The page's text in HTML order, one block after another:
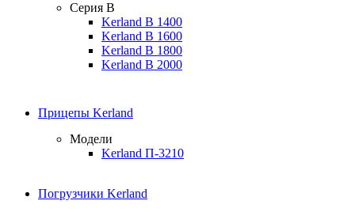
Серия B
Kerland B 1400
Kerland B 1600
Kerland B 1800
Kerland B 2000
Прицепы Kerland
Модели
Kerland П-3210
Погрузчики Kerland